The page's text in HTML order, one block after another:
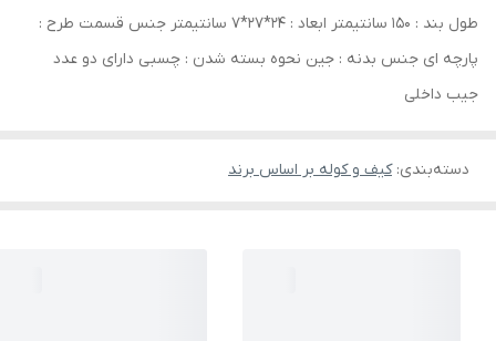
طول بند : 150 سانتیمتر ابعاد : 24*27*7 سانتیمتر جنس قسمت طرح :
پارچه ای جنس بدنه : جین نحوه بسته شدن : چسبی دارای دو عدد
جیب داخلی
دسته‌بندی:کیف و کوله بر اساس برند